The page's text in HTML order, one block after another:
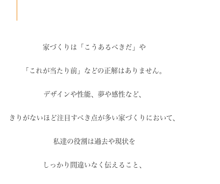
家づくりは「こうあるべきだ」や
「これが当たり前」などの正解はありません。
デザインや性能、夢や感性など、
きりがないほど注目すべき点が多い家づくりにおいて、
私達の役割は過去や現状を
しっかり間違いなく伝えること、